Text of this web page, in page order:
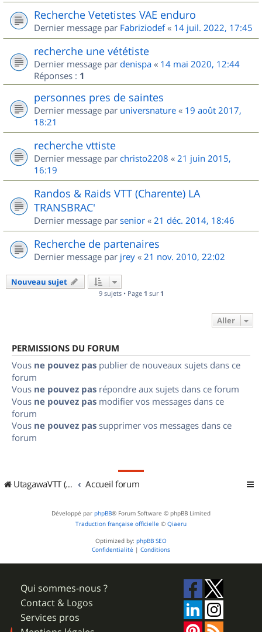
Recherche Vetetistes VAE enduro
Dernier message par Fabriziodef« 14 juil. 2022, 17:45
recherche une vététiste
Dernier message par denispa « 14 mai 2020, 12:44
Réponses : 1
personnes pres de saintes
Dernier message par universnature « 19 août 2017,
18:21
recherche vttiste
Dernier message par christo2208 « 21 juin 2015,
16:19
Randos & Raids VTT (Charente) LA
TRANSBRAC'
Dernier message par senior « 21 déc. 2014, 18:46
Recherche de partenaires
Dernier message par jrey « 21 nov. 2010, 22:02
Nouveau sujet
9 sujets • Page 1 sur 1
Aller
PERMISSIONS DU FORUM
Vous ne pouvez pas publier de nouveaux sujets dans ce
forum
Vous ne pouvez pas répondre aux sujets dans ce forum
Vous ne pouvez pas modifier vos messages dans ce
forum
Vous ne pouvez pas supprimer vos messages dans ce
forum
UtagawaVTT (Randos VTT et VTTAE avec traces GPS) Accueil forum
Développé par phpBB® Forum Software © phpBB Limited
Traduction française officielle © Qiaeru
Optimized by: phpBB SEO
Confidentialité | Conditions
Qui sommes-nous ?
Contact & Logos
Services pros